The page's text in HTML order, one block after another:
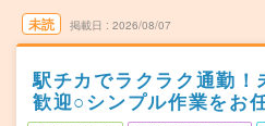
未読 掲載日 2026/08/07
駅チカでラクラク通勤！
歓迎○シンプル作業をお